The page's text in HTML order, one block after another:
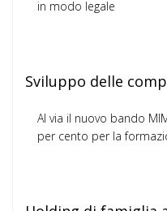
in modo legale
Sviluppo delle
Al via il nuovo bando
per cento per la